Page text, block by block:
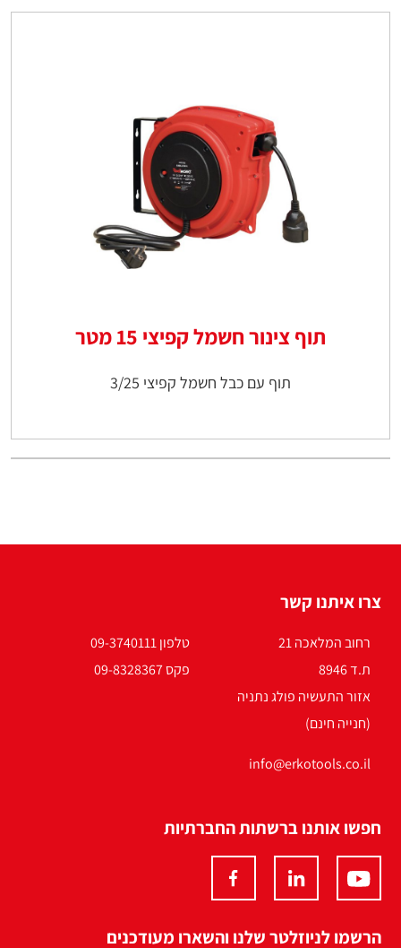
תוף צינור חשמל קפיצי 15 מטר
תוף עם כבל חשמל קפיצי 3/25
צרו איתנו קשר
רחוב המלאכה 21
ת.ד 8946
אזור התעשיה פולג נתניה
(חנייה חינם)
טלפון 09-3740111
פקס 09-8328367
info@erkotools.co.il
חפשו אותנו ברשתות החברתיות
הרשמו לניוזלטר שלנו והשארו מעודכנים